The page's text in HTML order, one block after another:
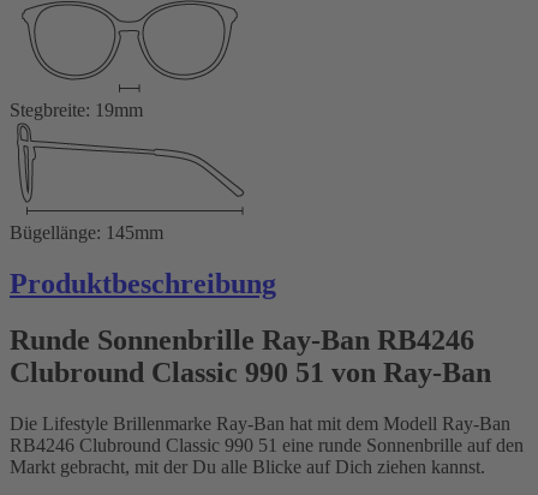
Stegbreite: 19mm
Bügellänge: 145mm
Produktbeschreibung
Runde Sonnenbrille Ray-Ban RB4246
Clubround Classic 990 51 von Ray-Ban
Die Lifestyle Brillenmarke Ray-Ban hat mit dem Modell Ray-Ban
RB4246 Clubround Classic 990 51 eine runde Sonnenbrille auf den
Markt gebracht, mit der Du alle Blicke auf Dich ziehen kannst.